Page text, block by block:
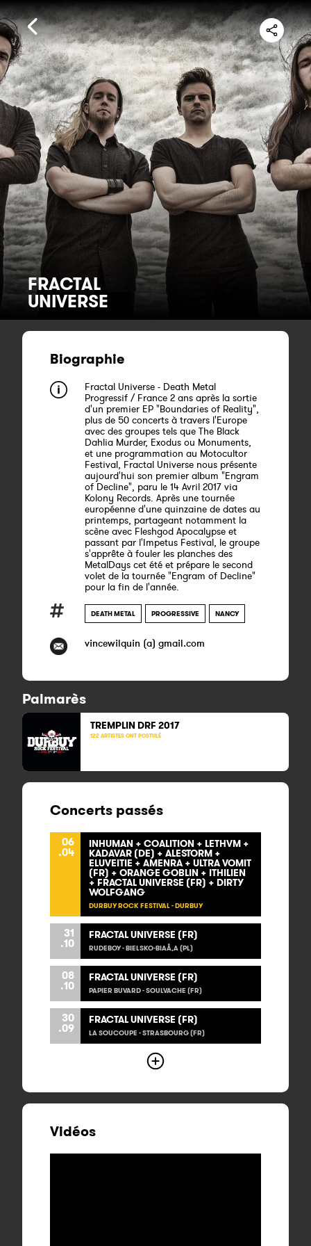
FRACTAL
UNIVERSE
Biographie
Fractal Universe - Death Metal
Progressif / France 2 ans après la sortie
d'un premier EP "Boundaries of Reality",
plus de 50 concerts à travers l'Europe
avec des groupes tels que The Black
Dahlia Murder, Exodus ou Monuments,
et une programmation au Motocultor
Festival, Fractal Universe nous présente
aujourd'hui son premier album "Engram
of Decline", paru le 14 Avril 2017 via
Kolony Records. Après une tournée
européenne d'une quinzaine de dates au
printemps, partageant notamment la
scène avec Fleshgod Apocalypse et
passant par l'Impetus Festival, le groupe
s'apprête à fouler les planches des
MetalDays cet été et prépare le second
volet de la tournée "Engram of Decline"
pour la fin de l'année.
DEATH METAL PROGRESSIVE NANCY
vincewilquin (a) gmail.com
Palmarès
TREMPLIN DRF 2017
122 ARTISTES ONT POSTULÉ
Concerts passés
06
.04
INHUMAN + COALITION + LETHVM +
KADAVAR (DE) + ALESTORM +
ELUVEITIE + AMENRA + ULTRA VOMIT
(FR) + ORANGE GOBLIN + ITHILIEN
+ FRACTAL UNIVERSE (FR) + DIRTY
WOLFGANG
DURBUY ROCK FESTIVAL - DURBUY
31
.10
FRACTAL UNIVERSE (FR)
RUDEBOY - BIELSKO-BIAÅ‚A (PL)
08
.10
FRACTAL UNIVERSE (FR)
PAPIER BUVARD - SOULVACHE (FR)
30
.09
FRACTAL UNIVERSE (FR)
LA SOUCOUPE - STRASBOURG (FR)
Vidéos